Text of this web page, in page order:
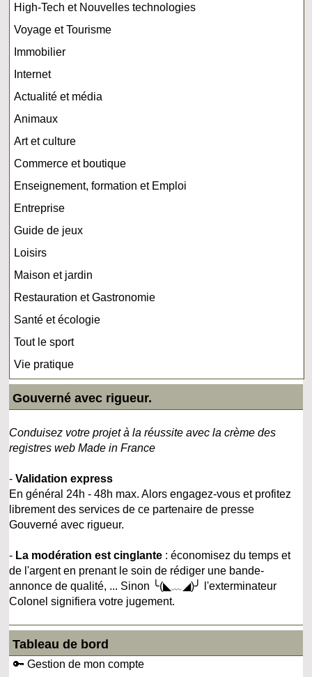
High-Tech et Nouvelles technologies
Voyage et Tourisme
Immobilier
Internet
Actualité et média
Animaux
Art et culture
Commerce et boutique
Enseignement, formation et Emploi
Entreprise
Guide de jeux
Loisirs
Maison et jardin
Restauration et Gastronomie
Santé et écologie
Tout le sport
Vie pratique
Gouverné avec rigueur.
Conduisez votre projet à la réussite avec la crème des
registres web Made in France
-Validation express
En général 24h - 48h max. Alors engagez-vous et profitez
librement des services de ce partenaire de presse
Gouverné avec rigueur.
- La modération est cinglante : économisez du temps et
de l'argent en prenant le soin de rédiger une bande-
annonce de qualité, ... Sinon ╰(◣﹏◢)╯ l'exterminateur
Colonel signifiera votre jugement.
Tableau de bord
🔑 Gestion de mon compte